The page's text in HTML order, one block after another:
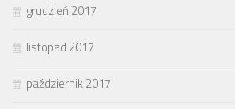
grudzień 2017
listopad 2017
październik 2017